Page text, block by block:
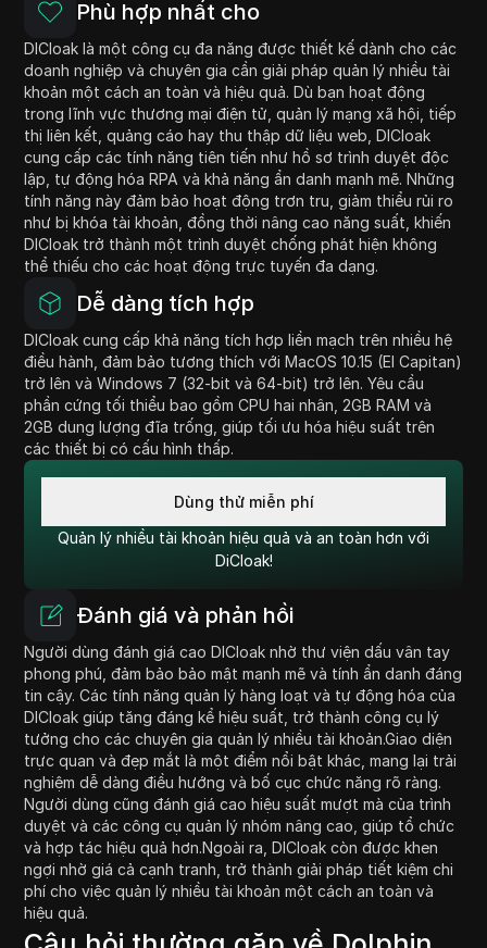
Phù hợp nhất cho
DICloak là một công cụ đa năng được thiết kế dành cho các
doanh nghiệp và chuyên gia cần giải pháp quản lý nhiều tài
khoản một cách an toàn và hiệu quả. Dù bạn hoạt động
trong lĩnh vực thương mại điện tử, quản lý mạng xã hội, tiếp
thị liên kết, quảng cáo hay thu thập dữ liệu web, DICloak
cung cấp các tính năng tiên tiến như hồ sơ trình duyệt độc
lập, tự động hóa RPA và khả năng ẩn danh mạnh mẽ. Những
tính năng này đảm bảo hoạt động trơn tru, giảm thiểu rủi ro
như bị khóa tài khoản, đồng thời nâng cao năng suất, khiến
DICloak trở thành một trình duyệt chống phát hiện không
thể thiếu cho các hoạt động trực tuyến đa dạng.
Dễ dàng tích hợp
DICloak cung cấp khả năng tích hợp liền mạch trên nhiều hệ
điều hành, đảm bảo tương thích với MacOS 10.15 (El Capitan)
trở lên và Windows 7 (32-bit và 64-bit) trở lên. Yêu cầu
phần cứng tối thiểu bao gồm CPU hai nhân, 2GB RAM và
2GB dung lượng đĩa trống, giúp tối ưu hóa hiệu suất trên
các thiết bị có cấu hình thấp.
Dùng thử miễn phí
Quản lý nhiều tài khoản hiệu quả và an toàn hơn với
DiCloak!
Đánh giá và phản hồi
Người dùng đánh giá cao DICloak nhờ thư viện dấu vân tay
phong phú, đảm bảo bảo mật mạnh mẽ và tính ẩn danh đáng
tin cậy. Các tính năng quản lý hàng loạt và tự động hóa của
DICloak giúp tăng đáng kể hiệu suất, trở thành công cụ lý
tưởng cho các chuyên gia quản lý nhiều tài khoản.Giao diện
trực quan và đẹp mắt là một điểm nổi bật khác, mang lại trải
nghiệm dễ dàng điều hướng và bố cục chức năng rõ ràng.
Người dùng cũng đánh giá cao hiệu suất mượt mà của trình
duyệt và các công cụ quản lý nhóm nâng cao, giúp tổ chức
và hợp tác hiệu quả hơn.Ngoài ra, DICloak còn được khen
ngợi nhờ giá cả cạnh tranh, trở thành giải pháp tiết kiệm chi
phí cho việc quản lý nhiều tài khoản một cách an toàn và
hiệu quả.